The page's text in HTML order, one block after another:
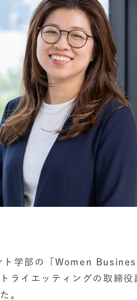
ト学部の「Women
ライエッティングの取締
。